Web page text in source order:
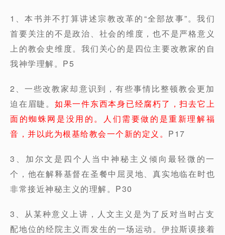
1、本书并不打算讲述宗教改革的“全部故事”。我们
首要关注的不是政治、社会的维度，也不是严格意义
上的教会史维度。我们关心的是四位主要改教家的自
我神学理解。P5
2、一些改教家却意识到，有些事情比整顿教会更加
迫在眉睫。 如果一件东西本身已经腐朽了，扫去它上
面的蜘蛛网是没用的。人们需要做的是重新理解福
音，并以此为根基给教会一个新的定义。 P17
3、加尔文是四个人当中神秘主义倾向最轻微的一
个，他在解释基督在圣餐中屈灵地、真实地临在时也
非常接近神秘主义的理解。P30
3、从某种意义上讲，人文主义是为了反对当时占支
配地位的经院主义而发生的一场运动。伊拉斯谟接着